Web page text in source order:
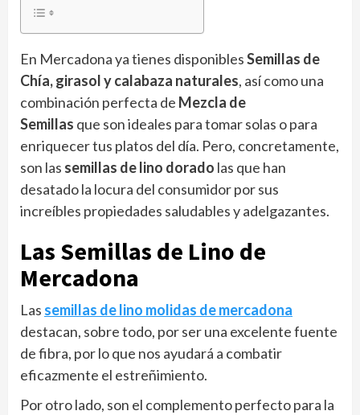
En Mercadona ya tienes disponiblesSemillas de
Chía, girasol y calabaza naturales, así como una
combinación perfecta de Mezcla de
Semillas que son ideales para tomar solas o para
enriquecer tus platos del día. Pero, concretamente,
son las semillas de lino dorado las que han
desatado la locura del consumidor por sus
increíbles propiedades saludables y adelgazantes.
Las Semillas de Lino de
Mercadona
Las semillas de lino molidas de mercadona
destacan, sobre todo, por ser una excelente fuente
de fibra, por lo que nos ayudará a combatir
eficazmente el estreñimiento.
Por otro lado, son el complemento perfecto para la